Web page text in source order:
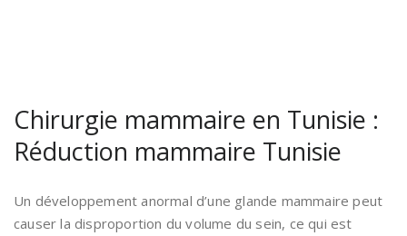
Chirurgie mammaire en Tunisie :
Réduction mammaire Tunisie
Un développement anormal d’une glande mammaire peut
causer la disproportion du volume du sein, ce qui est